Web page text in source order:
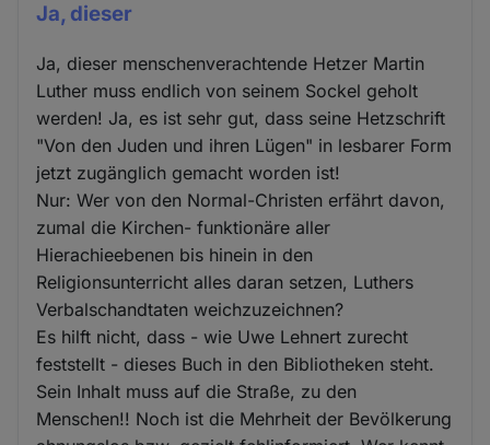
Ja, dieser
Ja, dieser menschenverachtende Hetzer Martin
Luther muss endlich von seinem Sockel geholt
werden! Ja, es ist sehr gut, dass seine Hetzschrift
"Von den Juden und ihren Lügen" in lesbarer Form
jetzt zugänglich gemacht worden ist!
Nur: Wer von den Normal-Christen erfährt davon,
zumal die Kirchen- funktionäre aller
Hierachieebenen bis hinein in den
Religionsunterricht alles daran setzen, Luthers
Verbalschandtaten weichzuzeichnen?
Es hilft nicht, dass - wie Uwe Lehnert zurecht
feststellt - dieses Buch in den Bibliotheken steht.
Sein Inhalt muss auf die Straße, zu den
Menschen!! Noch ist die Mehrheit der Bevölkerung